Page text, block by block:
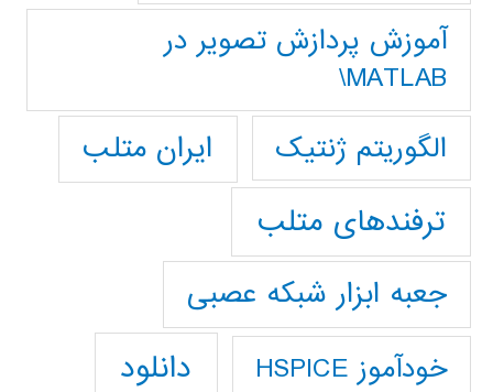
آموزش پردازش تصوير در
MATLAB\
الگوریتم ژنتیک
ایران متلب
ترفندهای متلب
جعبه ابزار شبکه عصبی
خودآموز HSPICE دانلود